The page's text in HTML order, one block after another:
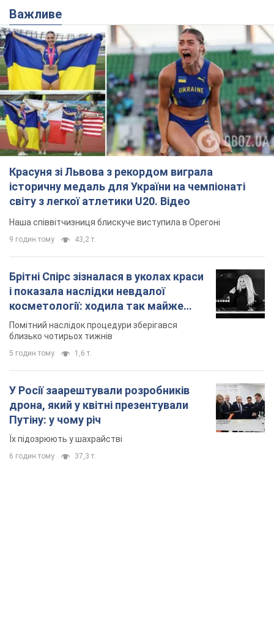
Красуня зі Львова з рекордом виграла
історичну медаль для України на чемпіонаті
світу з легкої атлетики U20. Відео
Наша співвітчизниця блискуче виступила в Орегоні
9 годин тому 43,2 т.
Брітні Спірс зізналася в уколах краси
і показала наслідки невдалої
косметології: ходила так майже
місяць
Помітний наслідок процедури зберігався
дрона, який у квітні презентували
Путіну: у чому річ
6 годин тому 37,3 т.